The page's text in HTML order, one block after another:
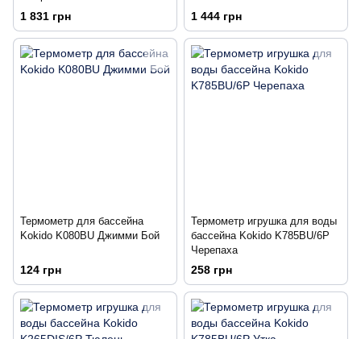
1 831 грн
цифровой
1 444 грн
Термометр для бассейна
Kokido K080BU Джимми Бой
124 грн
Термометр игрушка для воды
бассейна Kokido K785BU/6P
Черепаха
258 грн